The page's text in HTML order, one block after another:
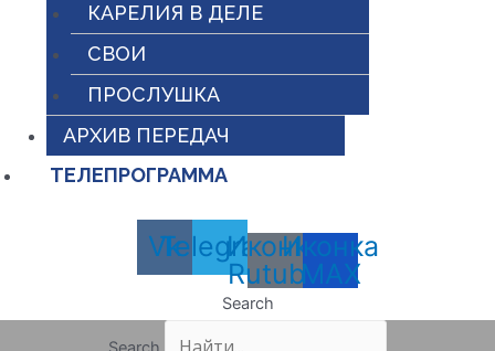
КАРЕЛИЯ В ДЕЛЕ
СВОИ
ПРОСЛУШКА
АРХИВ ПЕРЕДАЧ
ТЕЛЕПРОГРАММА
Vk
Telegram
Иконка
Rutube
Иконка
MAX
Search